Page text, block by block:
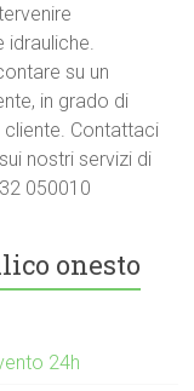
su un
in grado di
Contattaci
nostri servizi di
050010
onesto
24h